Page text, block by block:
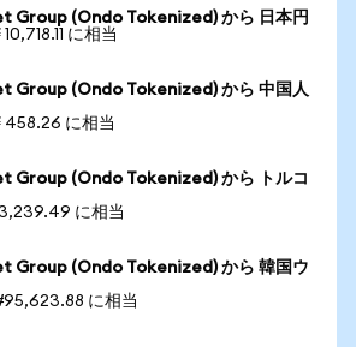
Group (Ondo Tokenized) から 日本円
に相当
Group (Ondo Tokenized) から 中国人
458.26 に相当
Group (Ondo Tokenized) から トルコ
に相当
Group (Ondo Tokenized) から 韓国ウ
に相当